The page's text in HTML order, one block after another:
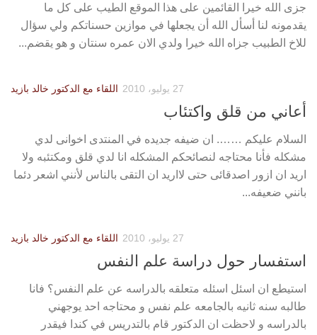
جزى الله خيرا القائمين على هذا الموقع الطيب على كل ما
يقدمونه لنا أسأل الله أن يجعلها في موازين حسناتكم ولي سؤال
للاخ الطبيب جزاه الله خيرا ولدي الان عمره سنتان و هو يقضم...
اللقاء مع الدكتور خالد بازيد 27 يوليو، 2010
أعاني من قلق واكتئاب
السلام عليكم ……. ان ضيفه جديده في المنتدى اخوانى لدي
مشكله فأنا محتاجه لنصائحكم المشكله انا لدي قلق ومكتئبه ولا
اريد ان ازور اصدقائى حتى لااريد ان التقى بالناس لأنني اشعر دئما
بانني ضعيفه...
اللقاء مع الدكتور خالد بازيد 27 يوليو، 2010
استفسار حول دراسة علم النفس
استيطع ان اسئل اسئله متعلقه بالدراسه عن علم النفس؟ فانا
طالبه سنه ثانيه بالجامعه علم نفس و محتاجه احد يوجهني
بالدراسه و لاحظت ان الدكتور قام بالتدريس في كندا فيقدر